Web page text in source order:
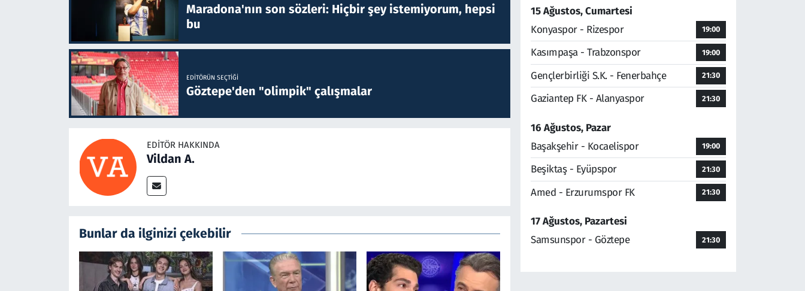
Maradona'nın son sözleri: Hiçbir şey istemiyorum, hepsi
bu
EDITÖRÜN SEÇTIĞI
Göztepe'den "olimpik" çalışmalar
EDITÖR HAKKINDA
Vildan A.
Bunlar da ilginizi çekebilir
15 Ağustos, Cumartesi
Konyaspor - Rizespor
19:00
Kasımpaşa - Trabzonspor 19:00
Gençlerbirliği S.K. - Fenerbahçe 21:30
Gaziantep FK - Alanyaspor 21:30
16 Ağustos, Pazar
Başakşehir - Kocaelispor
19:00
Beşiktaş - Eyüpspor 21:30
Amed - Erzurumspor FK 21:30
17 Ağustos, Pazartesi
Samsunspor - Göztepe
21:30